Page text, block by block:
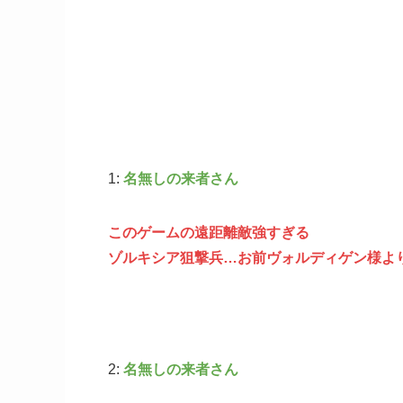
1: 名無しの来者さん
このゲームの遠距離敵強すぎる
ゾルキシア狙撃兵…お前ヴォルディゲン様
2: 名無しの来者さん